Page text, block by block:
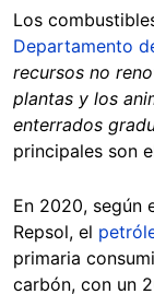
Los
Departamento
recursos no
plantas y los
enterrados
principales son
En 2020, según
Repsol, el
primaria
carbón, con un